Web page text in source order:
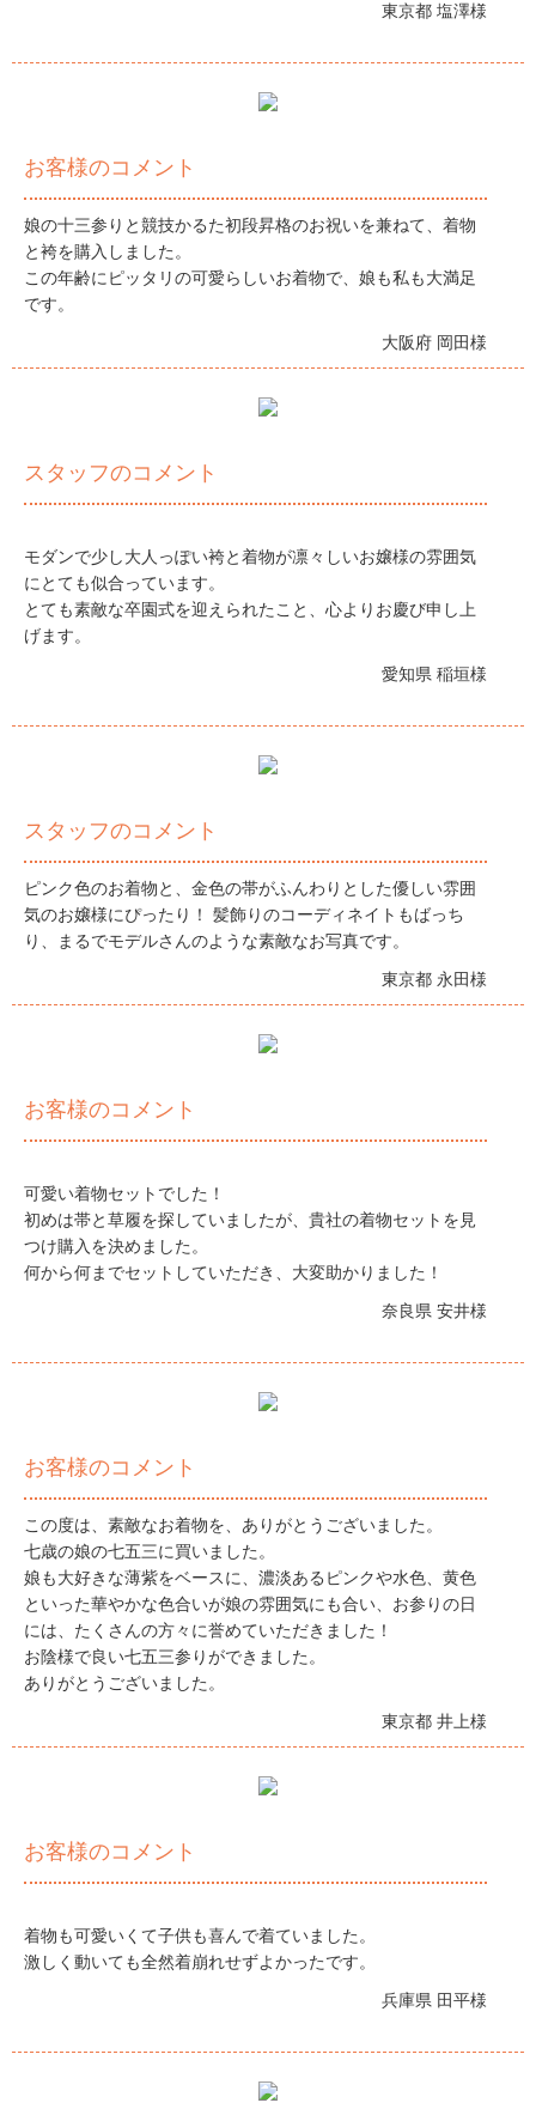
東京都 塩澤様
お客様のコメント
娘の十三参りと競技かるた初段昇格のお祝いを兼ねて、着物
と袴を購入しました。
この年齢にピッタリの可愛らしいお着物で、娘も私も大満足
です。
大阪府 岡田様
スタッフのコメント
モダンで少し大人っぽい袴と着物が凛々しいお嬢様の雰囲気
にとても似合っています。
とても素敵な卒園式を迎えられたこと、心よりお慶び申し上
げます。
愛知県 稲垣様
スタッフのコメント
ピンク色のお着物と、金色の帯がふんわりとした優しい雰囲
気のお嬢様にぴったり！ 髪飾りのコーディネイトもばっち
り、まるでモデルさんのような素敵なお写真です。
東京都 永田様
お客様のコメント
可愛い着物セットでした！
初めは帯と草履を探していましたが、貴社の着物セットを見
つけ購入を決めました。
何から何までセットしていただき、大変助かりました！
奈良県 安井様
お客様のコメント
この度は、素敵なお着物を、ありがとうございました。
七歳の娘の七五三に買いました。
娘も大好きな薄紫をベースに、濃淡あるピンクや水色、黄色
といった華やかな色合いが娘の雰囲気にも合い、お参りの日
には、たくさんの方々に誉めていただきました！
お陰様で良い七五三参りができました。
ありがとうございました。
東京都 井上様
お客様のコメント
着物も可愛いくて子供も喜んで着ていました。
激しく動いても全然着崩れせずよかったです。
兵庫県 田平様